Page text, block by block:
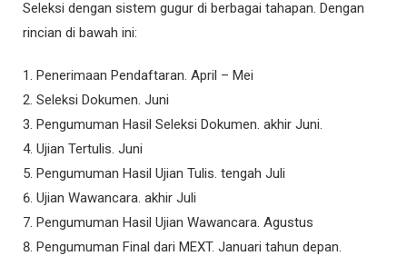
Seleksi dengan sistem gugur di berbagai tahapan. Dengan
rincian di bawah ini:
Penerimaan Pendaftaran. April – Mei
Seleksi Dokumen. Juni
Pengumuman Hasil Seleksi Dokumen. akhir Juni.
Ujian Tertulis. Juni
Pengumuman Hasil Ujian Tulis. tengah Juli
Ujian Wawancara. akhir Juli
Pengumuman Hasil Ujian Wawancara. Agustus
Pengumuman Final dari MEXT. Januari tahun depan.